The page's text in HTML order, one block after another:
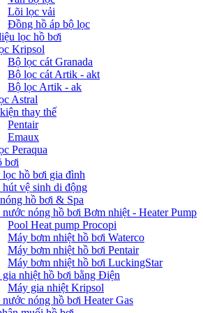
Lõi lọc vải
Đồng hồ áp bộ lọc
lọc hồ bơi
Kripsol
Bộ lọc cát Granada
Bộ lọc cát Artik - akt
Bộ lọc Artik - ak
Astral
thay thế
Pentair
Emaux
Peraqua
bơi
hồ bơi gia đình
vệ sinh di động
hồ bơi & Spa
nóng hồ bơi Bơm nhiệt - Heater Pump
Pool Heat pump Procopi
Máy bơm nhiệt hồ bơi Waterco
Máy bơm nhiệt hồ bơi Pentair
Máy bơm nhiệt hồ bơi LuckingStar
nhiệt hồ bơi bằng Điện
Máy gia nhiệt Kripsol
nóng hồ bơi Heater Gas